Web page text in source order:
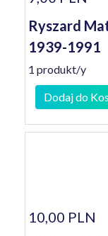
Ryszard
1939-1991
1 produkt/y
Dodaj do
10,00 PLN